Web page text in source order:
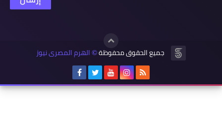
جميع الحقوق محفوظة© الهرم المصرى نيوز